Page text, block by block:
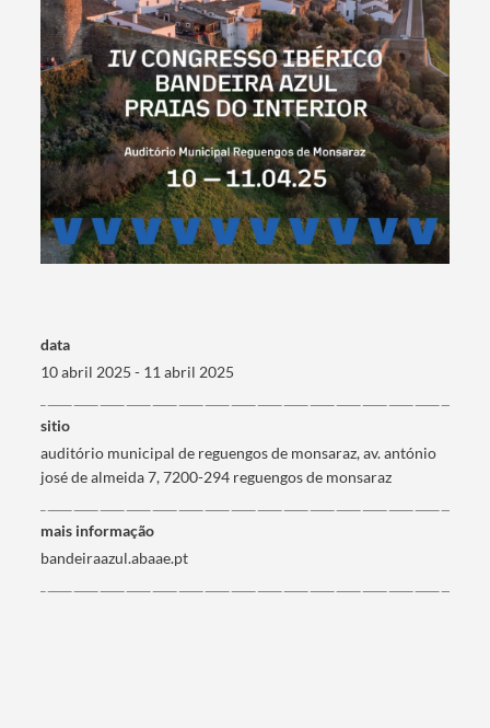
Termo de Pesquisa
Categorias gerais
Filtros
data
10 abril 2025 - 11 abril 2025
sitio
auditório municipal de reguengos de monsaraz, av. antónio
josé de almeida 7, 7200-294 reguengos de monsaraz
mais informação
bandeiraazul.abaae.pt